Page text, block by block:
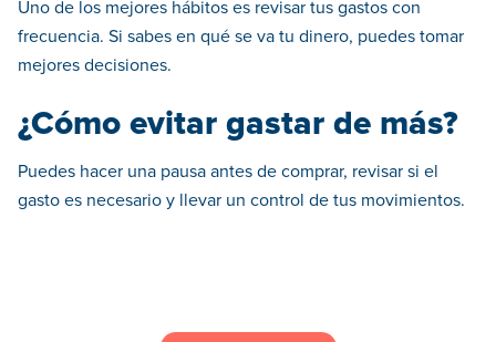
Uno de los mejores hábitos es revisar tus gastos con
frecuencia. Si sabes en qué se va tu dinero, puedes tomar
mejores decisiones.
¿Cómo evitar gastar de más?
Puedes hacer una pausa antes de comprar, revisar si el
gasto es necesario y llevar un control de tus movimientos.